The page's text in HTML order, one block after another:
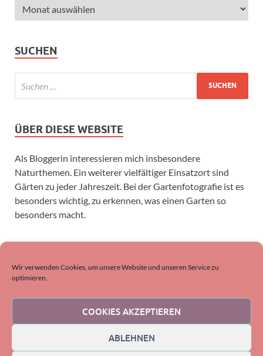
Wir verwenden Cookies, um unsere Website und unseren Service zu
optimieren.
COOKIES AKZEPTIEREN
ABLEHNEN
SUCHEN
ÜBER DIESE WEBSITE
Als Bloggerin interessieren mich insbesondere
Naturthemen. Ein weiterer vielfältiger Einsatzort sind
Gärten zu jeder Jahreszeit. Bei der Gartenfotografie ist es
besonders wichtig, zu erkennen, was einen Garten so
besonders macht.